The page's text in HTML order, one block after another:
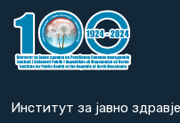
Институт за јавно